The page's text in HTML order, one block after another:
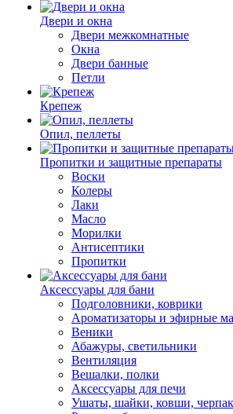
Двери и окна
Двери межкомнатные
Окна
Двери банные
Петли
Крепеж
Опил, пеллеты
Пропитки и защитные препараты
Воски
Колеры
Лаки
Масло
Морилки
Антисептики
Пропитки
Аксессуары для бани
Подголовники, коврики
Ароматизаторы и эфирные
Веники
Абажуры, светильники
Вентиляция
Вешалки, полки
Аксессуары для печи
Ушаты, шайки, ковши,